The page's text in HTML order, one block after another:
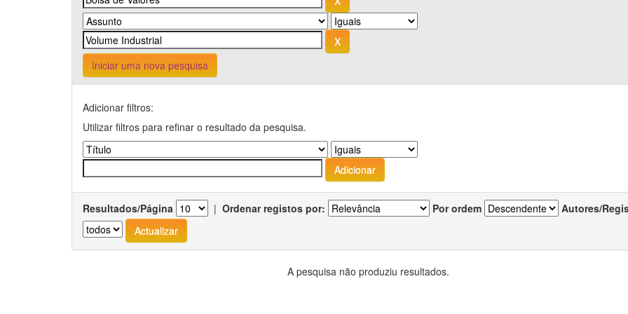
Iniciar uma nova pesquisa
Adicionar filtros:
Utilizar filtros para refinar o resultado da pesquisa.
Resultados/Página | Ordenar registos por: Por ordem Autores/
A pesquisa não produziu resultados.